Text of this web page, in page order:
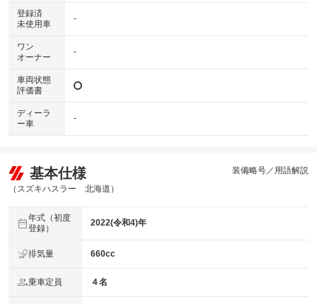
登録済
未使用車
-
ワン
オーナー
-
車両状態
評価書
ディーラ
ー車
-
基本仕様
（スズキハスラー 北海道）
装備略号／用語解説
年式（初度
登録）
2022(令和4)年
排気量 660cc
乗車定員 ４名